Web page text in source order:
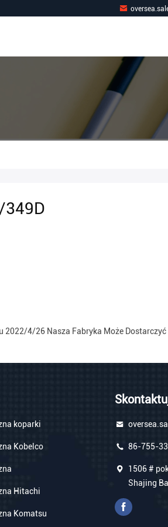
349D
2022/4/26 Nasza Fabryka Może
koparki
Kobelco
Hitachi
Komatsu
86-755-
1506 #
Shajing